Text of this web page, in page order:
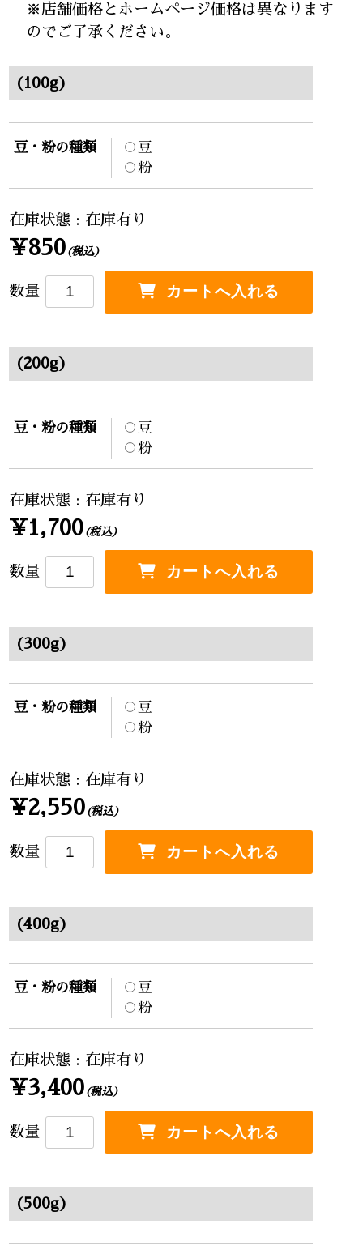
※店舗価格とホームページ価格は異なります
のでご了承ください。
(100g)
豆・粉の種類
豆
粉
在庫状態 : 在庫有り
¥850 (税込)
数量
(200g)
豆・粉の種類
豆
粉
在庫状態 : 在庫有り
¥1,700 (税込)
数量
(300g)
豆・粉の種類
豆
粉
在庫状態 : 在庫有り
¥2,550 (税込)
数量
(400g)
豆・粉の種類
豆
粉
在庫状態 : 在庫有り
¥3,400 (税込)
数量
(500g)